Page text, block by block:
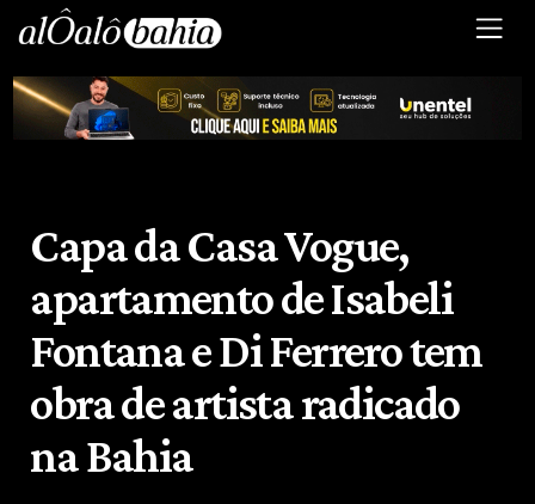
Capa da Casa Vogue,
apartamento de Isabeli
Fontana e Di Ferrero tem
obra de artista radicado
na Bahia